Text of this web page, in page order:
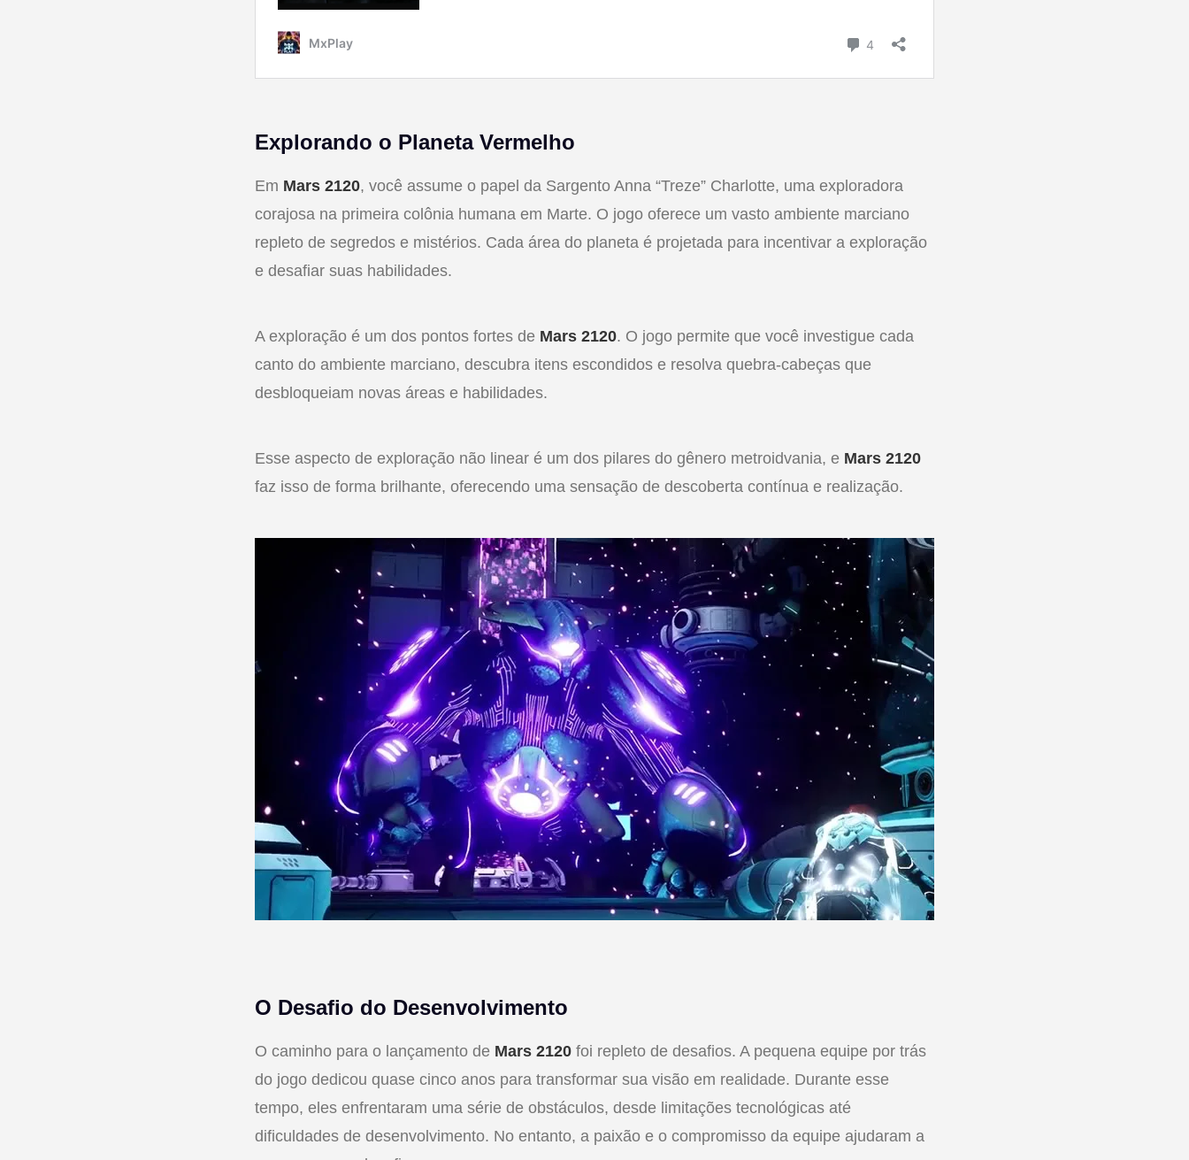
Explorando o Planeta Vermelho
Em Mars 2120, você assume o papel da Sargento Anna “Treze” Charlotte, uma exploradora
corajosa na primeira colônia humana em Marte. O jogo oferece um vasto ambiente marciano
repleto de segredos e mistérios. Cada área do planeta é projetada para incentivar a exploração
e desafiar suas habilidades.
A exploração é um dos pontos fortes de Mars 2120. O jogo permite que você investigue cada
canto do ambiente marciano, descubra itens escondidos e resolva quebra-cabeças que
desbloqueiam novas áreas e habilidades.
Esse aspecto de exploração não linear é um dos pilares do gênero metroidvania, e Mars 2120
faz isso de forma brilhante, oferecendo uma sensação de descoberta contínua e realização.
O Desafio do Desenvolvimento
O caminho para o lançamento de Mars 2120 foi repleto de desafios. A pequena equipe por trás
do jogo dedicou quase cinco anos para transformar sua visão em realidade. Durante esse
tempo, eles enfrentaram uma série de obstáculos, desde limitações tecnológicas até
dificuldades de desenvolvimento. No entanto, a paixão e o compromisso da equipe ajudaram a